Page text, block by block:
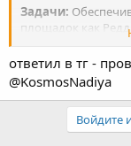
Задачи:
площадок как
Навыки:
- английский язык
- ответственность
-
ответил в тг -
@KosmosNadiya
Войдите